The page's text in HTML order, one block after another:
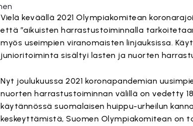
Vielä keväällä 2021 Olympiakomitean
että ”aikuisten harrastustoiminnalla
myös useimpien viranomaisten linjauksissa.
junioritoiminta sisältyi lasten ja nuorten
Nyt joulukuussa 2021 koronapandemian
nuorten harrastustoiminnan välillä on vedetty
käytännössä suomalaisen huippu-urheilun
keskeyttämistä, Suomen Olympiakomitean